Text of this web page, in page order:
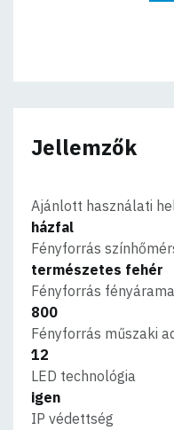
Jellemzők
Ajánlott használati
házfal
Fényforrás
természetes fehér
Fényforrás
800
Fényforrás műszaki
12
LED technológia
igen
IP védettség